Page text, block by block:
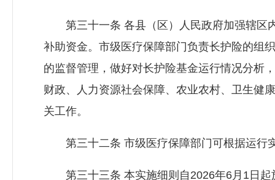
第三十一条 各县（区）人民政府加强辖区
补助资金。市级医疗保障部门负责长护险的组
的监督管理，做好对长护险基金运行情况分析
财政、人力资源社会保障、农业农村、卫生健
关工作。
第三十二条 市级医疗保障部门可根据运行
第三十三条 本实施细则自2026年6月1日起